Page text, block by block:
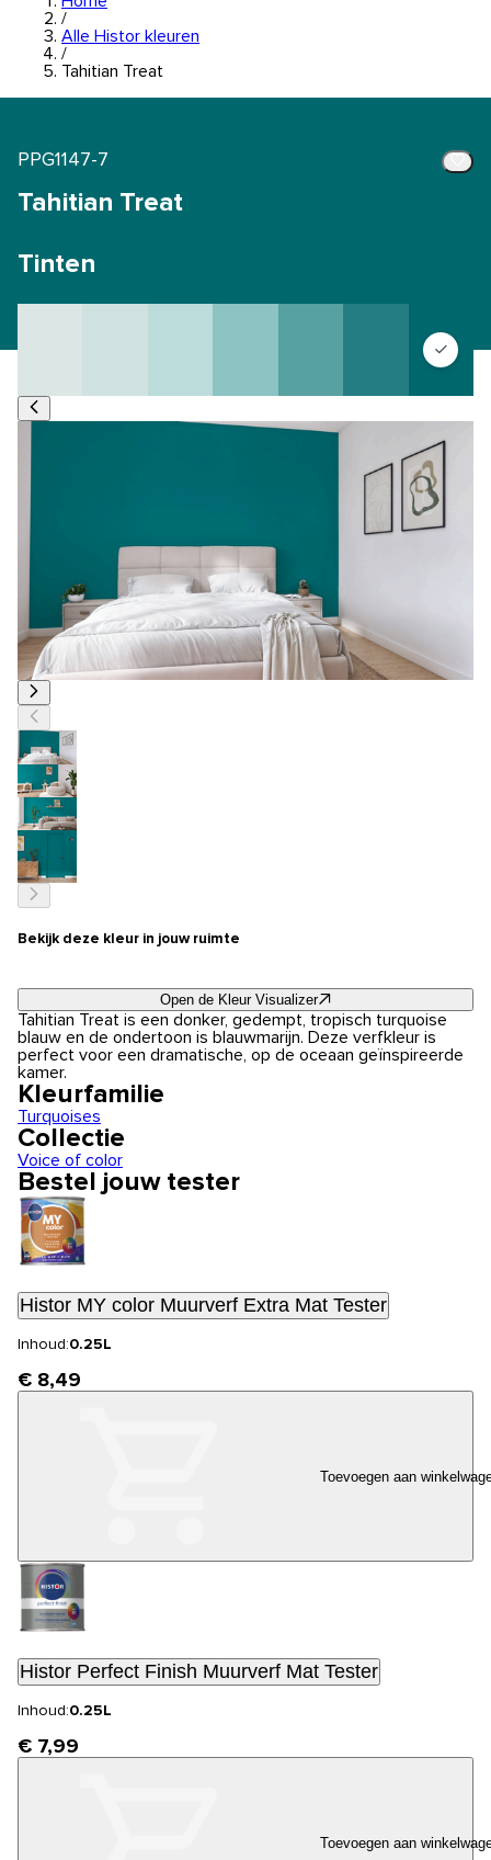
/
Alle Histor kleuren
/
Tahitian Treat
PPG1147-7
Tahitian Treat
Tinten
Bekijk deze kleur in jouw ruimte
Open de Kleur Visualizer
Tahitian Treat is een donker, gedempt, tropisch turquoise
blauw en de ondertoon is blauwmarijn. Deze verfkleur is
perfect voor een dramatische, op de oceaan geïnspireerde
kamer.
Kleurfamilie
Turquoises
Collectie
Voice of color
Bestel jouw tester
Histor MY color Muurverf Extra Mat Tester
Inhoud:0.25L
€ 8,49
Toevoegen aan
Histor Perfect Finish Muurverf Mat Tester
Inhoud:0.25L
€ 7,99
Toevoegen aan